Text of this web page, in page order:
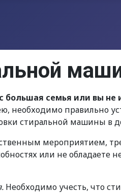
семья или вы не
необходимо правильно
стиральной машины в
мероприятием,
или не обладаете
Необходимо учесть, что